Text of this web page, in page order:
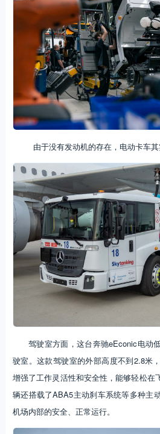
由于没有发动机的存在，电动卡车
驾驶室方面，这台奔驰eEconic电动
驶室。这款驾驶室的外部高度不到2.8米
增强了工作灵活性和安全性，能够轻松在
辆还搭载了ABA5主动刹车系统等多种主
机场内部的安全、正常运行。